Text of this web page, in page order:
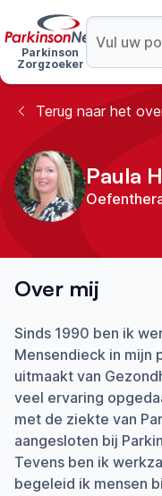
Parkinson
Zorgzoeker
Terug naar het
Paula
Over mij
Sinds 1990 ben ik
Mensendieck in mijn
uitmaakt van
veel ervaring
met de ziekte van
aangesloten bij
Tevens ben ik
begeleid ik mensen